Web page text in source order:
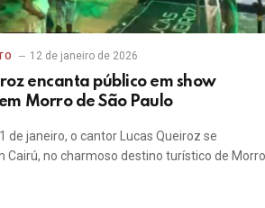
12 de janeiro de 2026
encanta público em show
Morro de São Paulo
de janeiro, o cantor Lucas Queiroz se
Cairú, no charmoso destino turístico de Morro